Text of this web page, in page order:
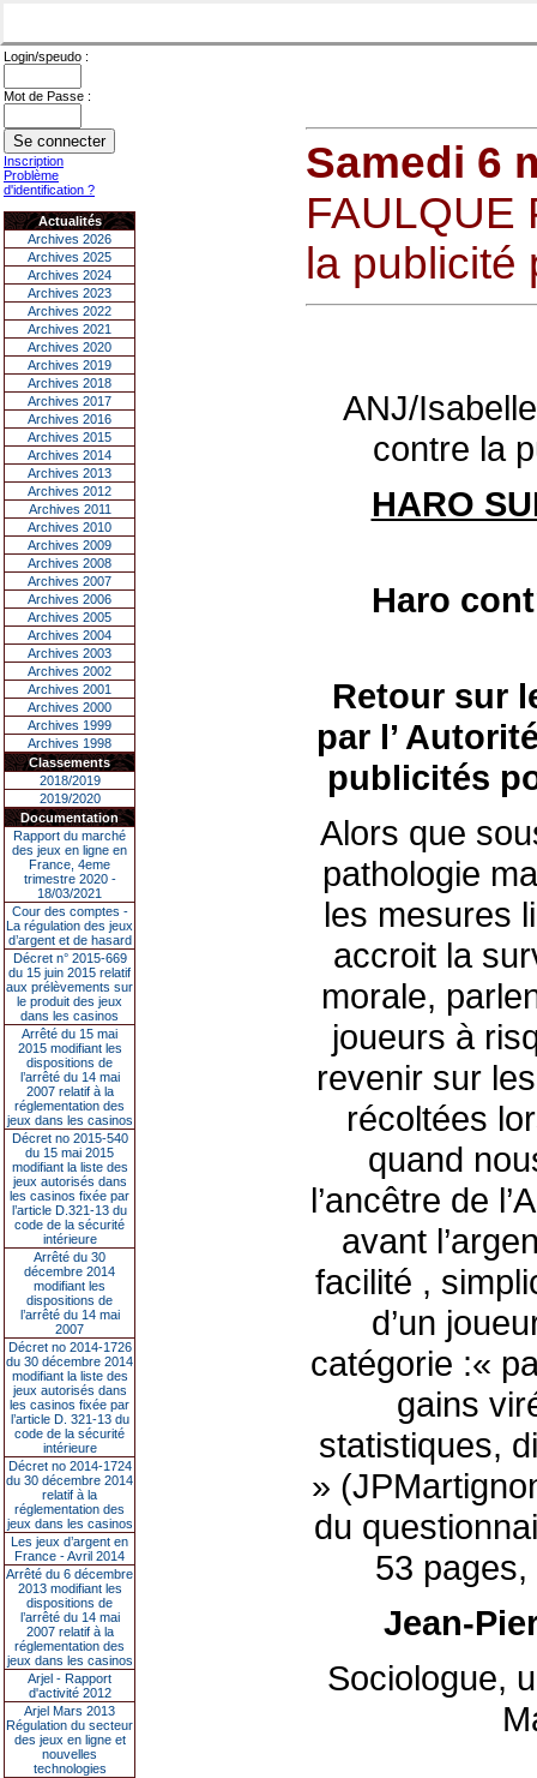
Login/speudo :
Mot de Passe :
Inscription
Problème
d'identification ?
Actualités
Archives 2026
Archives 2025
Archives 2024
Archives 2023
Archives 2022
Archives 2021
Archives 2020
Archives 2019
Archives 2018
Archives 2017
Archives 2016
Archives 2015
Archives 2014
Archives 2013
Archives 2012
Archives 2011
Archives 2010
Archives 2009
Archives 2008
Archives 2007
Archives 2006
Archives 2005
Archives 2004
Archives 2003
Archives 2002
Archives 2001
Archives 2000
Archives 1999
Archives 1998
Classements
2018/2019
2019/2020
Documentation
Rapport du marché
des jeux en ligne en
France, 4eme
trimestre 2020 -
18/03/2021
Cour des comptes -
La régulation des jeux
d’argent et de hasard
Décret n° 2015-669
du 15 juin 2015 relatif
aux prélèvements sur
le produit des jeux
dans les casinos
Arrêté du 15 mai
2015 modifiant les
dispositions de
l’arrêté du 14 mai
2007 relatif à la
réglementation des
jeux dans les casinos
Décret no 2015-540
du 15 mai 2015
modifiant la liste des
jeux autorisés dans
les casinos fixée par
l’article D.321-13 du
code de la sécurité
intérieure
Arrêté du 30
décembre 2014
modifiant les
dispositions de
l’arrêté du 14 mai
2007
Décret no 2014-1726
du 30 décembre 2014
modifiant la liste des
jeux autorisés dans
les casinos fixée par
l’article D. 321-13 du
code de la sécurité
intérieure
Décret no 2014-1724
du 30 décembre 2014
relatif à la
réglementation des
jeux dans les casinos
Les jeux d’argent en
France - Avril 2014
Arrêté du 6 décembre
2013 modifiant les
dispositions de
l’arrêté du 14 mai
2007 relatif à la
réglementation des
jeux dans les casinos
Arjel - Rapport
d'activité 2012
Arjel Mars 2013
Régulation du secteur
des jeux en ligne et
nouvelles
technologies
Samedi 6
FAULQUE
la publicité
ANJ/
contre la
HARO
Haro
Retour sur
par l’
publicités
Alors que
pathologie
les mesures
accroit la
morale,
joueurs à
revenir sur
récoltées
quand
l’ancêtre de
avant
facilité ,
d’un
catégorie :«
gains
statistiques,
»
du
53
Jean-
Sociologue,